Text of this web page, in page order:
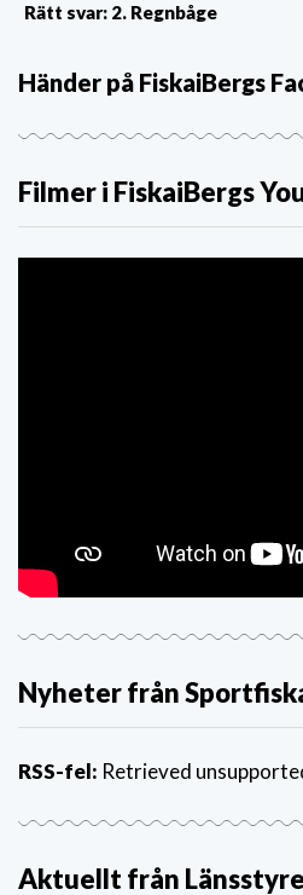
Rätt svar: 2. Regnbåge
Händer på FiskaiBergs
Filmer i FiskaiBergs
Nyheter från
RSS-fel: Retrieved
Aktuellt från